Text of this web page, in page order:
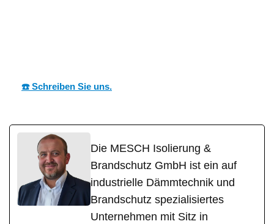
☎️ Schreiben Sie uns.
Die MESCH Isolierung &
Brandschutz GmbH ist ein auf
industrielle Dämmtechnik und
Brandschutz spezialisiertes
Unternehmen mit Sitz in